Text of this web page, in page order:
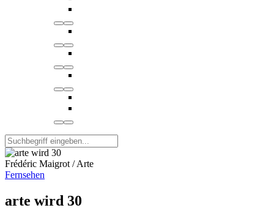
Frédéric Maigrot / Arte
Fernsehen
arte wird 30